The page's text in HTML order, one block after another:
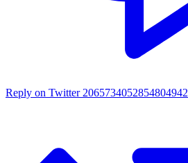
Reply on Twitter 2065734052854804942